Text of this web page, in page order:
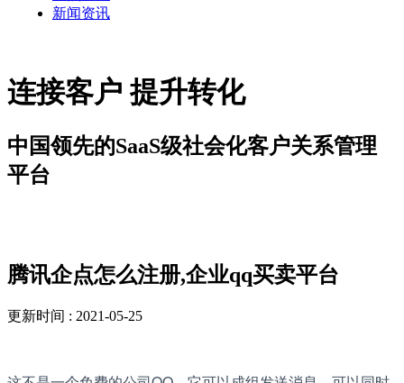
新闻资讯
连接客户 提升转化
中国领先的SaaS级社会化客户关系管理
平台
腾讯企点怎么注册,企业qq买卖平台
更新时间 : 2021-05-25